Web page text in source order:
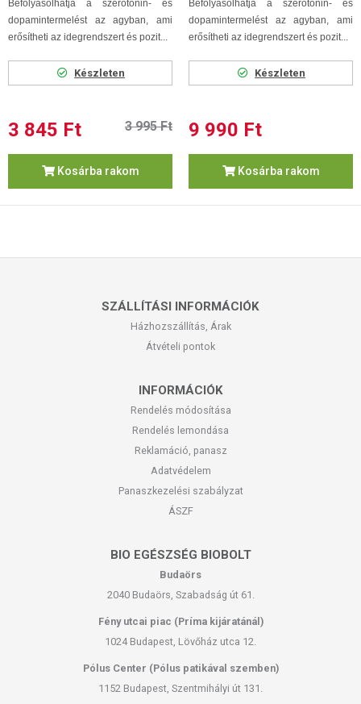
Befolyásolhatja a szerotonin- és
dopamintermelést az agyban, ami
erősítheti az idegrendszert és pozit...
Készleten
3 845 Ft 3 995 Ft
Kosárba rakom
Befolyásolhatja a szerotonin- és
dopamintermelést az agyban, ami
erősítheti az idegrendszert és pozit...
Készleten
9 990 Ft
Kosárba rakom
SZÁLLÍTÁSI INFORMÁCIÓK
Házhozszállítás, Árak
Átvételi pontok
INFORMÁCIÓK
Rendelés módosítása
Rendelés lemondása
Reklamáció, panasz
Adatvédelem
Panaszkezelési szabályzat
ÁSZF
BIO EGÉSZSÉG BIOBOLT
Budaörs
2040 Budaörs, Szabadság út 61.
Fény utcai piac (Príma kijáratánál)
1024 Budapest, Lövőház utca 12.
Pólus Center (Pólus patikával szemben)
1152 Budapest, Szentmihályi út 131.